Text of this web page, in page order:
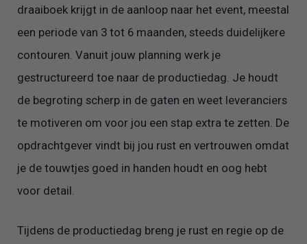
draaiboek krijgt in de aanloop naar het event, meestal
een periode van 3 tot 6 maanden, steeds duidelijkere
contouren. Vanuit jouw planning werk je
gestructureerd toe naar de productiedag. Je houdt
de begroting scherp in de gaten en weet leveranciers
te motiveren om voor jou een stap extra te zetten. De
opdrachtgever vindt bij jou rust en vertrouwen omdat
je de touwtjes goed in handen houdt en oog hebt
voor detail.
Tijdens de productiedag breng je rust en regie op de